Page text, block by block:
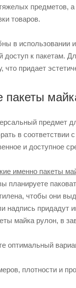
предметов,
товаров.
в использовании
к пакетам.
придает
пакеты
предмет
в соответствии
и доступное
именно пакеты
планируете
чтобы они
надпись придадут
майка рулон, в
оптимальный
плотности и